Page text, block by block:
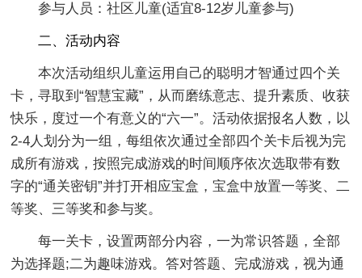
参与人员：社区儿童(适宜8-12岁儿童参与)
二、活动内容
本次活动组织儿童运用自己的聪明才智通过四个关
卡，寻取到“智慧宝藏”，从而磨练意志、提升素质、收获
快乐，度过一个有意义的“六一”。活动依据报名人数，以
2-4人划分为一组，每组依次通过全部四个关卡后视为完
成所有游戏，按照完成游戏的时间顺序依次选取带有数
字的“通关密钥”并打开相应宝盒，宝盒中放置一等奖、二
等奖、三等奖和参与奖。
每一关卡，设置两部分内容，一为常识答题，全部
为选择题;二为趣味游戏。答对答题、完成游戏，视为通